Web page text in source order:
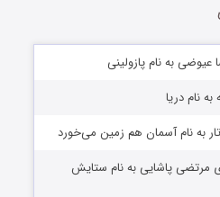
به نام پازولینی
نام دریا
به نام آسمان هم زمین می‌خورد
مرتضی پاشایی به نام ستایش